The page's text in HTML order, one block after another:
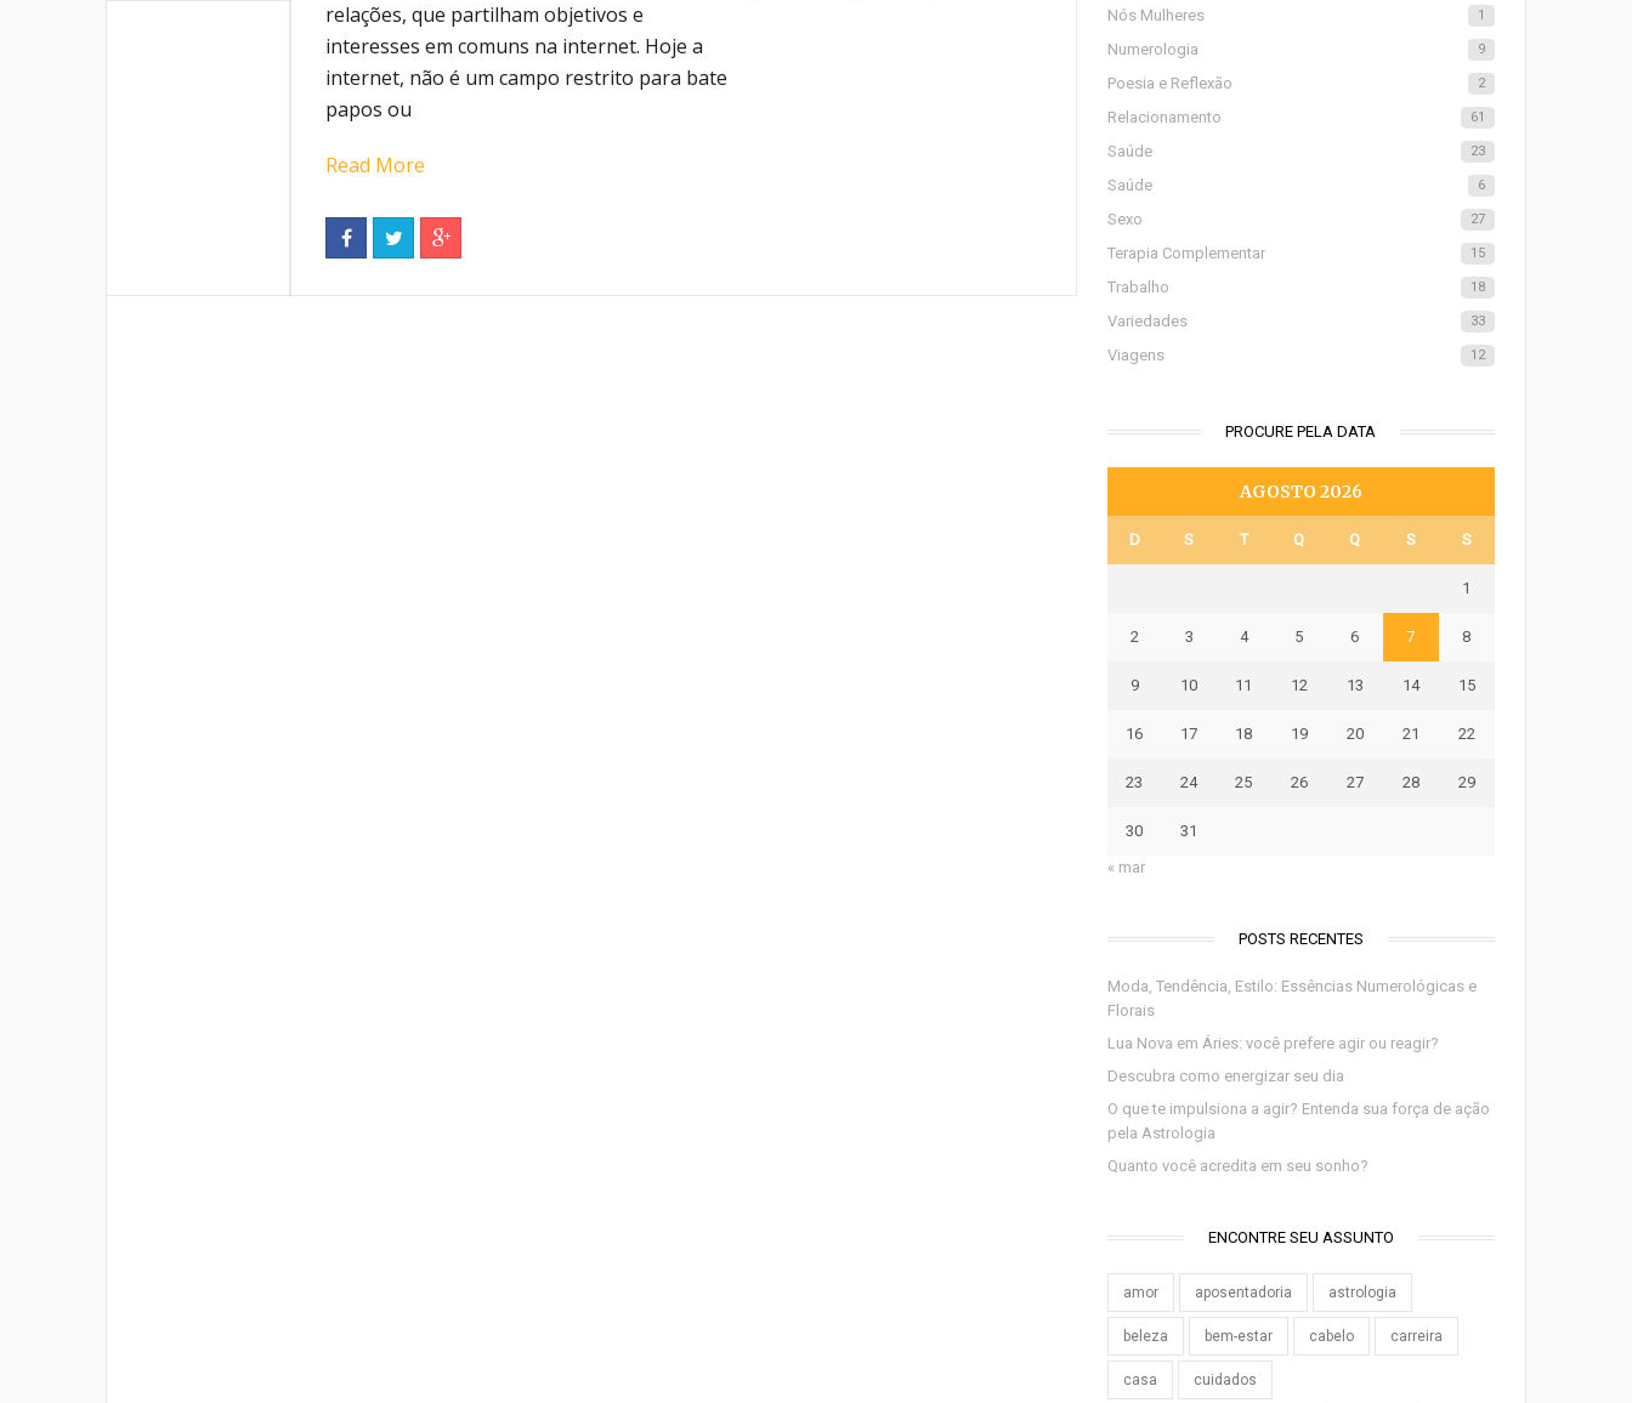
relações, que partilham objetivos e
interesses em comuns na internet. Hoje a
internet, não é um campo restrito para bate
papos ou
Read More
Nós Mulheres 1
Numerologia 9
Poesia e Reflexão 2
Relacionamento 61
Saúde 23
Saúde 6
Sexo 27
Terapia Complementar 15
Trabalho 18
Variedades 33
Viagens 12
PROCURE PELA DATA
AGOSTO 2026
D S T Q Q S S
1
2 3 4 5 6 7 8
9 10 11 12 13 14 15
16 17 18 19 20 21 22
23 24 25 26 27 28 29
30
31
« mar
POSTS RECENTES
Moda, Tendência, Estilo: Essências Numerológicas e
Florais
Lua Nova em Áries: você prefere agir ou reagir?
Descubra como energizar seu dia
O que te impulsiona a agir? Entenda sua força de ação
pela Astrologia
Quanto você acredita em seu sonho?
ENCONTRE SEU ASSUNTO
amor aposentadoria astrologia
beleza bem-estar cabelo carreira
casa cuidados